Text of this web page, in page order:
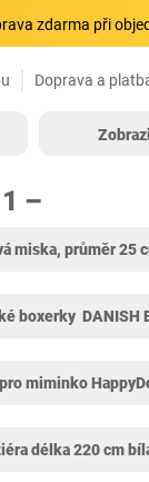
zdarma při
Doprava a
–
miska, průměr 25
boxerky ‎ DANISH
miminko
délka 220 cm